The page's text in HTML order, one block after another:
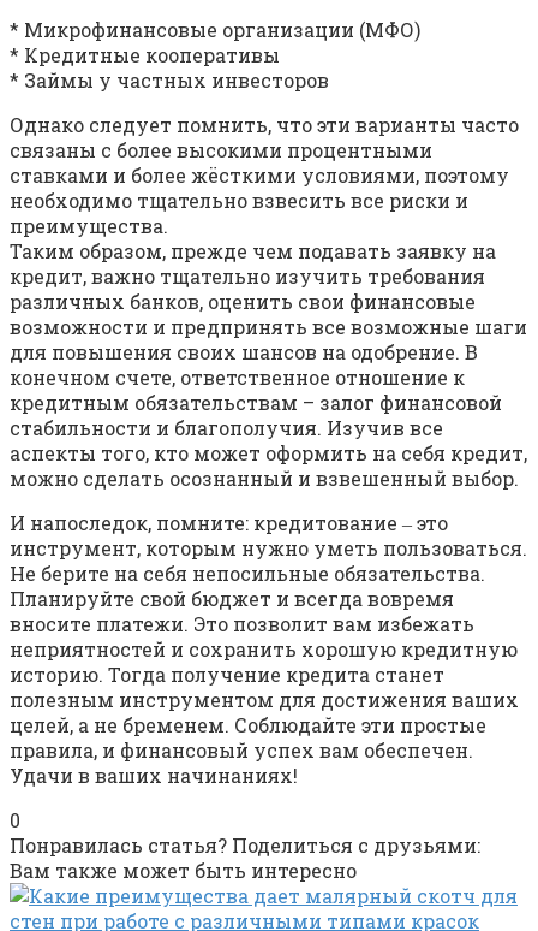
* Микрофинансовые организации (МФО)
* Кредитные кооперативы
* Займы у частных инвесторов
Однако следует помнить, что эти варианты часто
связаны с более высокими процентными
ставками и более жёсткими условиями, поэтому
необходимо тщательно взвесить все риски и
преимущества.
Таким образом, прежде чем подавать заявку на
кредит, важно тщательно изучить требования
различных банков, оценить свои финансовые
возможности и предпринять все возможные шаги
для повышения своих шансов на одобрение. В
конечном счете, ответственное отношение к
кредитным обязательствам – залог финансовой
стабильности и благополучия. Изучив все
аспекты того, кто может оформить на себя кредит,
можно сделать осознанный и взвешенный выбор.
И напоследок, помните: кредитование ‒ это
инструмент, которым нужно уметь пользоваться.
Не берите на себя непосильные обязательства.
Планируйте свой бюджет и всегда вовремя
вносите платежи. Это позволит вам избежать
неприятностей и сохранить хорошую кредитную
историю. Тогда получение кредита станет
полезным инструментом для достижения ваших
целей, а не бременем. Соблюдайте эти простые
правила, и финансовый успех вам обеспечен.
Удачи в ваших начинаниях!
0
Понравилась статья? Поделиться с друзьями:
Вам также может быть интересно